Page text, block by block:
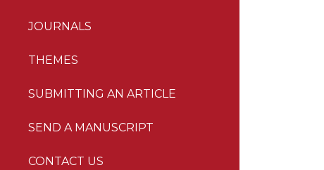
JOURNALS
THEMES
SUBMITTING AN ARTICLE
SEND A MANUSCRIPT
CONTACT US